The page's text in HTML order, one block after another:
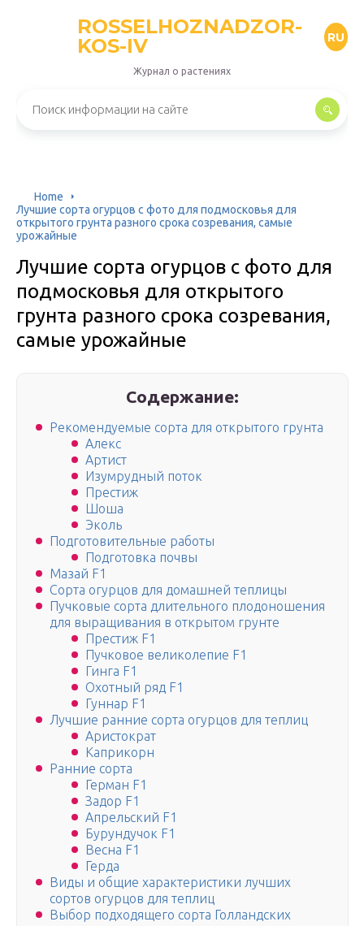
ROSSELHOZNADZOR-
KOS-IV
RU
Журнал о растениях
Home
Лучшие сорта огурцов с фото для подмосковья для
открытого грунта разного срока созревания, самые
урожайные
Лучшие сорта огурцов с фото для
подмосковья для открытого
грунта разного срока созревания,
самые урожайные
Содержание:
Рекомендуемые сорта для открытого грунта
Алекс
Артист
Изумрудный поток
Престиж
Шоша
Эколь
Подготовительные работы
Подготовка почвы
Мазай F1
Сорта огурцов для домашней теплицы
Пучковые сорта длительного плодоношения
для выращивания в открытом грунте
Престиж F1
Пучковое великолепие F1
Гинга F1
Охотный ряд F1
Гуннар F1
Лучшие ранние сорта огурцов для теплиц
Аристократ
Каприкорн
Ранние сорта
Герман F1
Задор F1
Апрельский F1
Бурундучок F1
Весна F1
Герда
Виды и общие характеристики лучших
сортов огурцов для теплиц
Выбор подходящего сорта Голландских